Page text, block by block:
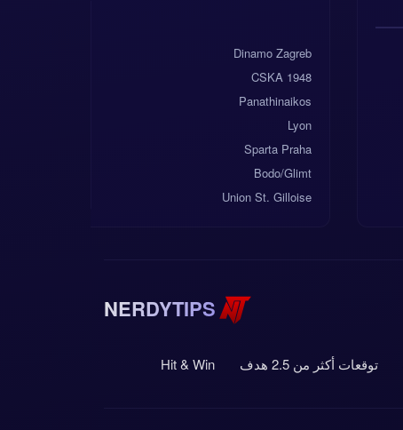
Dinamo Zagreb
CSKA 1948
Panathinaikos
Lyon
Sparta Praha
Bodo/Glimt
Union St. Gilloise
NERDYTIPS
توقعات أكثر من 2.5 هدف Hit & Win